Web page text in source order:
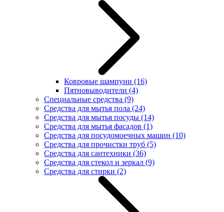
Ковровые шампуни (16)
Пятновыводители (4)
Специальные средства (9)
Средства для мытья пола (24)
Средства для мытья посуды (14)
Средства для мытья фасадов (1)
Средства для посудомоечных машин (10)
Средства для прочистки труб (5)
Средства для сантехники (36)
Средства для стекол и зеркал (9)
Средства для стирки (2)